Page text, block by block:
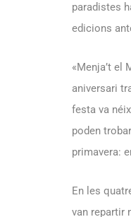
paradistes
edicions
«Menja’t el
aniversari
festa va
poden
primavera:
En les
van repartir